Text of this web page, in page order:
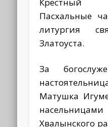
Крестный
Пасхальные
литургия
Златоуста.
За
Матушка
Хвалынского